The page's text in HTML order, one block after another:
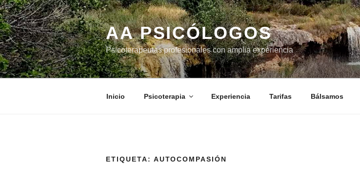
Saltar
al
contenido
AA PSICÓLOGOS
Psicoterapeutas profesionales con amplia experiencia
Inicio Psicoterapia Experiencia Tarifas Bálsamos
ETIQUETA: AUTOCOMPASIÓN